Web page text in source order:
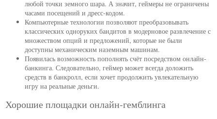
любой точки земного шара. А значит, геймеры не ограничены
часами посещений и дресс-кодом.
Компьютерные технологии позволяют преобразовывать
классических одноруких бандитов в модерновое развлечение с
множеством опций и предложений, которые не были
доступны механическим наземным машинам.
Появилась возможность пополнять счёт посредством онлайн-
банкинга. Следовательно, геймер может всегда доложить
средств в банкролл, если хочет продолжить увлекательную
игру на реальные деньги.
Хорошие площадки онлайн-гемблинга